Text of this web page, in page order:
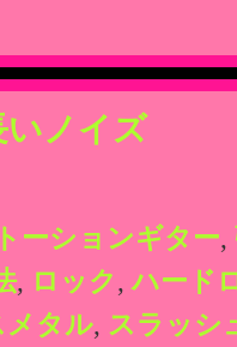
いノイズ
ーションギター,
, ロック ,ハード
メタル, スラッシ